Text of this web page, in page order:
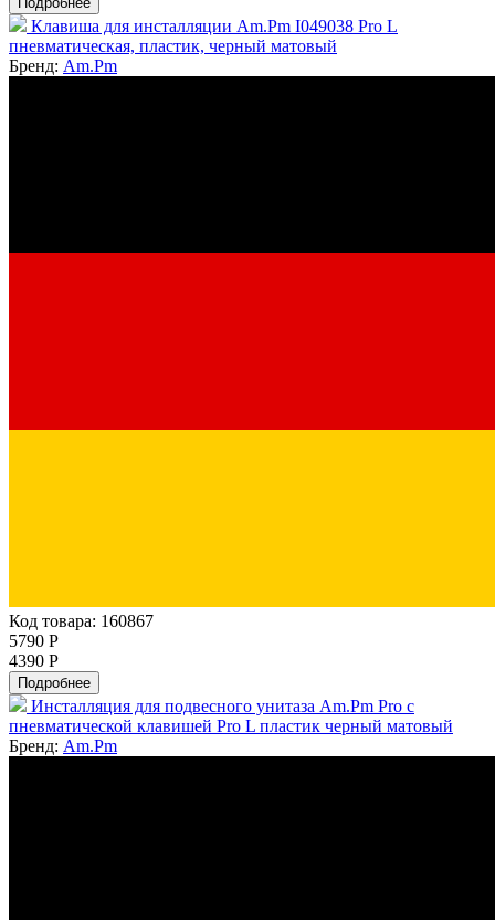
Клавиша для инсталляции Am.Pm I049038 Pro L
пневматическая, пластик, черный матовый
Бренд: Am.Pm
Код товара: 160867
5790 Р
4390 Р
Подробнее
Инсталляция для подвесного унитаза Am.Pm Pro с
пневматической клавишей Pro L пластик черный матовый
Бренд: Am.Pm